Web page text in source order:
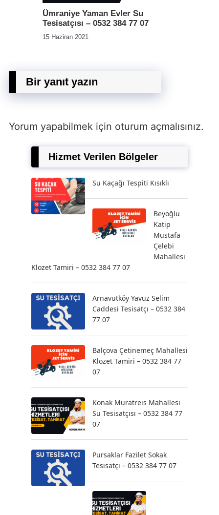
Ümraniye Yaman Evler Su
Tesisatçısı – 0532 384 77 07
15 Haziran 2021
Bir yanıt yazın
Yorum yapabilmek için oturum açmalısınız.
Hizmet Verilen Bölgeler
Su Kaçağı Tespiti Kısıklı
Beyoğlu
Katip
Mustafa
Çelebi
Mahallesi
Klozet Tamiri – 0532 384 77 07
Arnavutköy Yavuz Selim
Caddesi Tesisatçı – 0532 384
77 07
Balçova Çetinemeç Mahallesi
Klozet Tamiri – 0532 384 77
07
Konak Muratreis Mahallesi
Su Tesisatçısı – 0532 384 77
07
Pursaklar Fazilet Sokak
Tesisatçı – 0532 384 77 07